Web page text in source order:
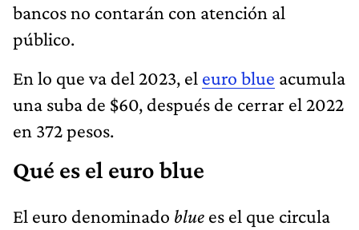
bancos no contarán con atención al
público.
En lo que va del 2023, el euro blue acumula
una suba de $60, después de cerrar el 2022
en 372 pesos.
Qué es el euro blue
El euro denominado blue es el que circula